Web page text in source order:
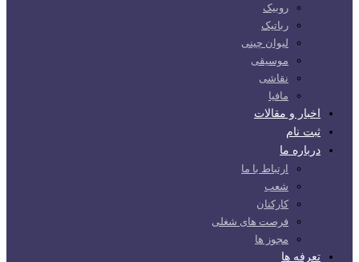
روبیک
رباتیک
لیوان چینی
موسیقی
نقاشی
مافیا
اخبار و مقالات
ثبت نام
درباره ما
ارتباط با ما
شعب
کارکنان
فرصت های شغلی
مجوز ها
تعرفه ها